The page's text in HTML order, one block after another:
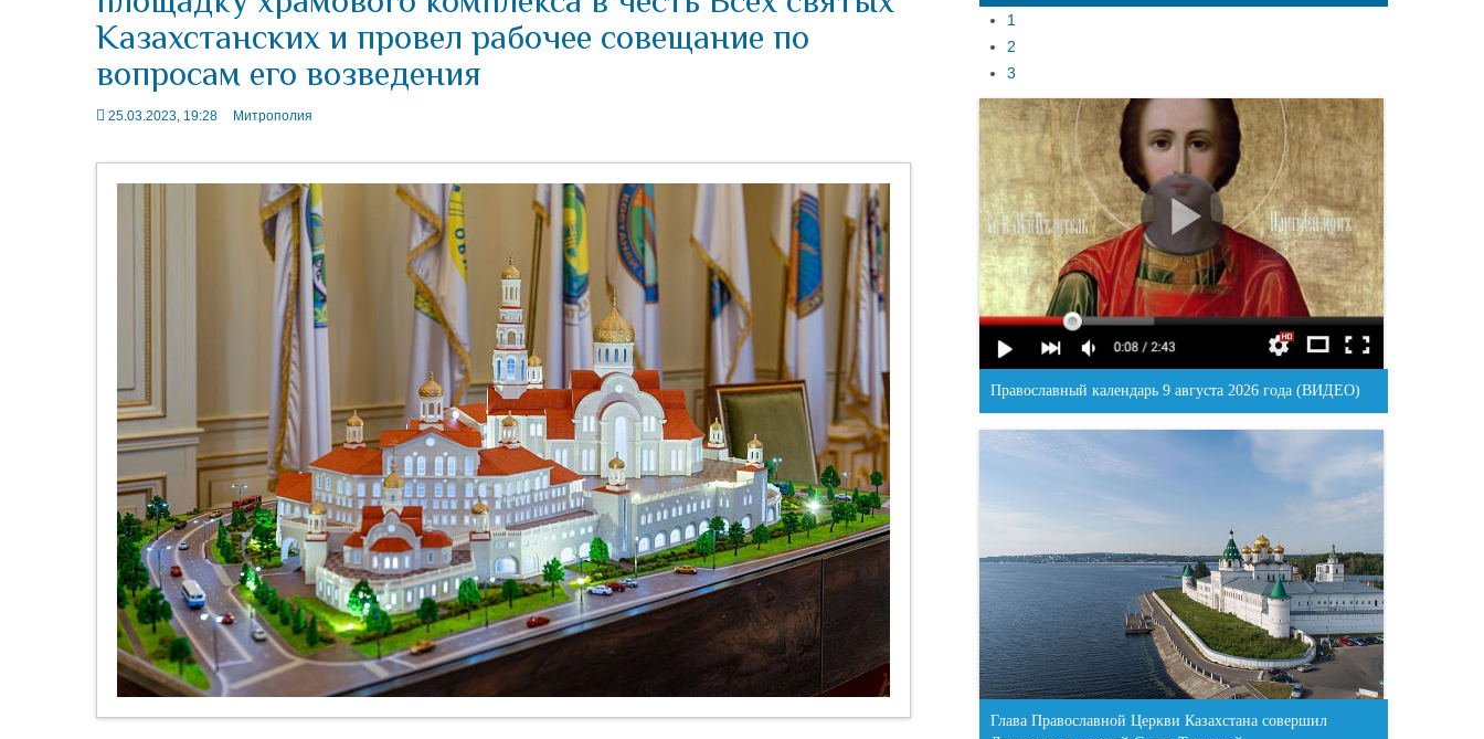
Казахстанских и провел рабочее совещание по
вопросам его возведения
25.03.2023, 19:28 Митрополия
1
2
3
Православный календарь 9 августа 2026 года (ВИДЕО)
Глава Православной Церкви Казахстана совершил